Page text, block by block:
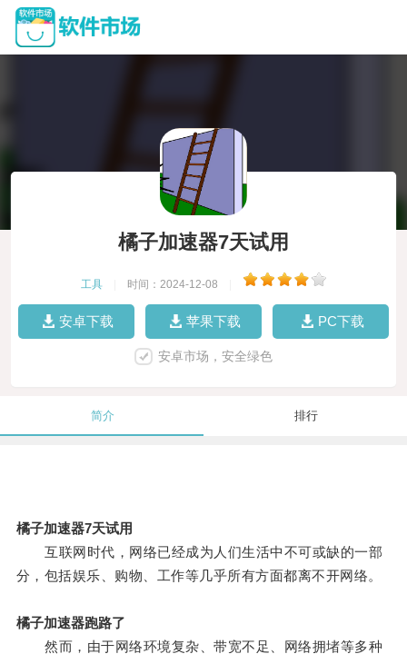
橘子加速器7天试用
工具 时间：2024-12-08
安卓下载 苹果下载 PC下载
安卓市场，安全绿色
简介 排行
橘子加速器7天试用
互联网时代，网络已经成为人们生活中不可或缺的一部
分，包括娱乐、购物、工作等几乎所有方面都离不开网络。
橘子加速器跑路了
然而，由于网络环境复杂、带宽不足、网络拥堵等多种